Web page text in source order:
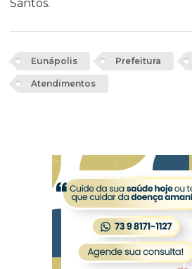
Santos.
Eunápolis Prefeitura
Atendimentos